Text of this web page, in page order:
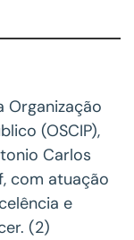
Organização
(OSCIP),
Carlos
com atuação
e
(2)